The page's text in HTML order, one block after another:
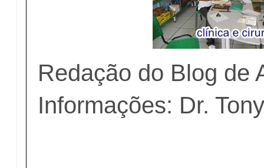
Redação do Blog de
Informações: Dr.